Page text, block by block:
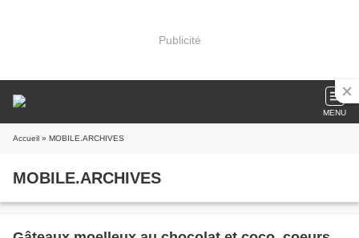
Publicité
MENU
Accueil » MOBILE.ARCHIVES
MOBILE.ARCHIVES